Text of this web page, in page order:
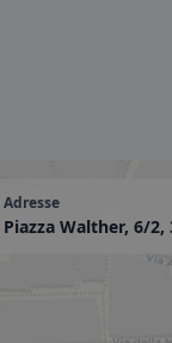
Adresse
Piazza Walther, 6/